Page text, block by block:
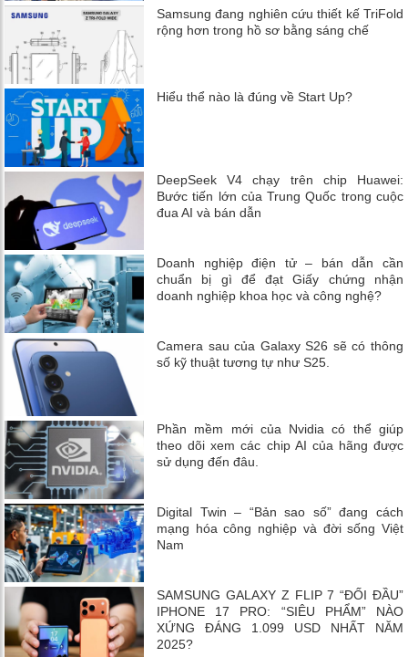
Samsung đang nghiên cứu thiết kế TriFold
rộng hơn trong hồ sơ bằng sáng chế
Hiểu thể nào là đúng về Start Up?
DeepSeek V4 chạy trên chip Huawei:
Bước tiến lớn của Trung Quốc trong cuộc
đua AI và bán dẫn
Doanh nghiệp điện tử – bán dẫn cần
chuẩn bị gì để đạt Giấy chứng nhận
doanh nghiệp khoa học và công nghệ?
Camera sau của Galaxy S26 sẽ có thông
số kỹ thuật tương tự như S25.
Phần mềm mới của Nvidia có thể giúp
theo dõi xem các chip AI của hãng được
sử dụng đến đâu.
Digital Twin – “Bản sao số” đang cách
mạng hóa công nghiệp và đời sống Việt
Nam
SAMSUNG GALAXY Z FLIP 7 “ĐỐI ĐẦU”
IPHONE 17 PRO: “SIÊU PHẨM” NÀO
XỨNG ĐÁNG 1.099 USD NHẤT NĂM
2025?